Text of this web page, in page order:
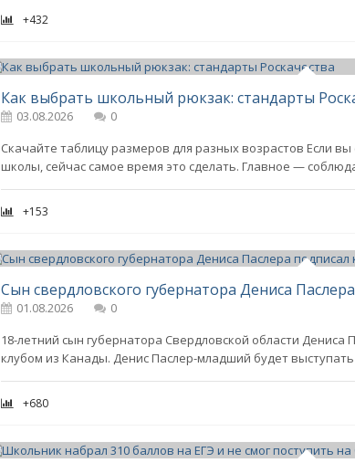
+432
Как выбрать школьный рюкзак: стандарты
03.08.2026
0
Скачайте таблицу размеров для разных возрастов Если
школы, сейчас самое время это сделать. Главное —
+153
01.08.2026
0
18-летний сын губернатора Свердловской области Дениса
клубом из Канады. Денис Паслер-младший будет выступать
+680